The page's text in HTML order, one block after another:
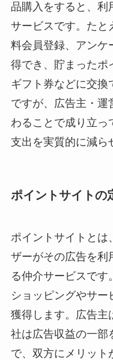
品購入をすると、利
サービスです。たと
料会員登録、アンケ
得でき、貯まったポ
ギフト券などに交換
ですが、広告主・運
わることで成り立っ
支出を実質的に減ら
ポイントサイトの
ポイントサイトとは
ザーがその広告を利
る仲介サービスです
ショッピングやサー
獲得します。広告主
社は広告収益の一部
で、双方にメリット